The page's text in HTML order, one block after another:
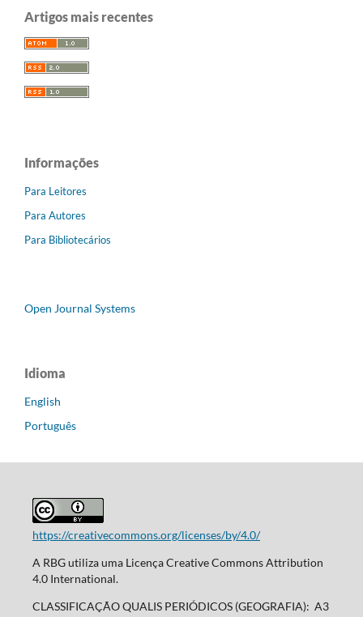
Artigos mais recentes
Informações
Para Leitores
Para Autores
Para Bibliotecários
Open Journal Systems
Idioma
English
Português
https://creativecommons.org/licenses/by/4.0/
A RBG utiliza uma Licença Creative Commons Attribution
4.0 International.
CLASSIFICAÇÃO QUALIS PERIÓDICOS (GEOGRAFIA): A3